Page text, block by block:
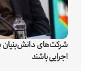
شرکت‌های دانش‌بنیان
اجرایی باشند